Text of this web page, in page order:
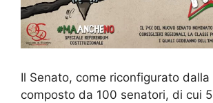
Il Senato, come riconfigurato
composto da 100 senatori, di cui